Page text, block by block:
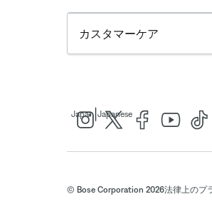
カスタマーケア
Japan Japanese
© Bose Corporation 2026法律上のプ